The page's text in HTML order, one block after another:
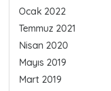
Ocak 2022
Temmuz 2021
Nisan 2020
Mayıs 2019
Mart 2019